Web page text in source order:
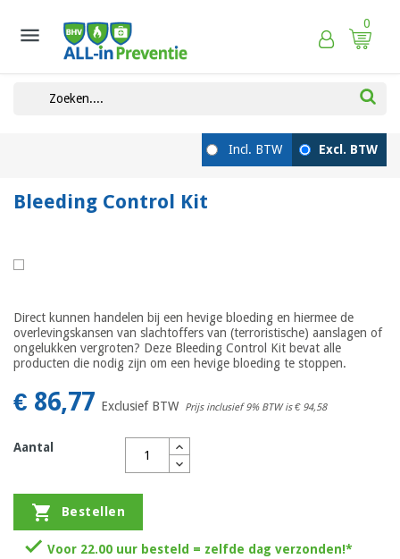
 0
Bleeding Control Kit
Direct kunnen handelen bij een hevige bloeding en hiermee de
overlevingskansen van slachtoffers van (terroristische) aanslagen of
ongelukken vergroten? Deze Bleeding Control Kit bevat alle
producten die nodig zijn om een hevige bloeding te stoppen.
€ 86,77 Exclusief BTW Prijs inclusief 9% BTW is€ 94,58
Aantal
 Bestellen
 Voor 22.00 uur besteld = zelfde dag verzonden!*